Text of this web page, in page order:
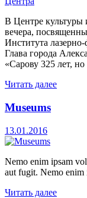
В Центре
вечера,
Института
Глава города
«Сарову 325 лет, но
Читать далее
Museums
13.01.2016
Nemo enim ipsam
aut fugit. Nemo enim
Читать далее